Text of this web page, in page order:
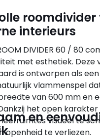
roomdivider
interieurs
DIVIDER 60 / 80
met esthetiek. Deze
is ontworpen als
vlammenspel
van 600 mm en
het open karakter
visueel te
openheid te verliezen.
en